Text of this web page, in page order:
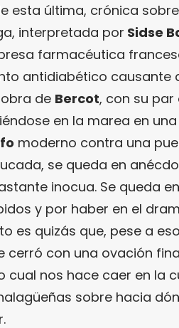
esta última, crónica
interpretada por Sidse
farmacéutica
antidiabético causante
de Bercot, con su
en la marea en
moderno contra una
se queda en
inocua. Se queda
y por haber en el
es quizás que, pese a
cerró con una ovación
cual nos hace caer en la
sobre hacia